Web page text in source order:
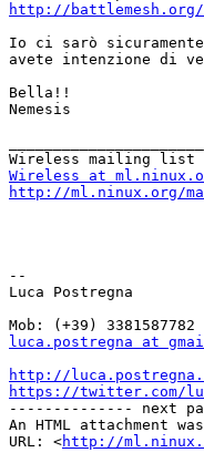
http://battlemesh.org/
Io ci sarò
avete intenzione di
Bella!!
Nemesis
Wireless at
http://ml.ninux.org/
--
Luca Postregna
luca.postregna at
http://
https://twitter.com/
-------------- next
An HTML attachment
URL: <http://